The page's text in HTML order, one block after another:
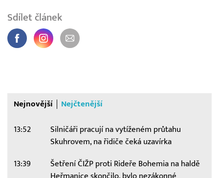
Sdílet článek
Nejnovější Nejčtenější
13:52
Silničáři pracují na vytíženém průtahu
Skuhrovem, na řidiče čeká uzavírka
13:39
Šetření ČIŽP proti Rideře Bohemia na haldě
Heřmanice skončilo, bylo nezákonné